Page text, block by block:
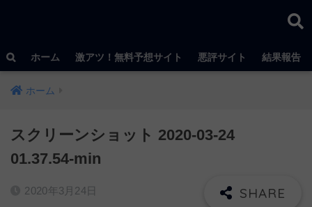
ホーム 激アツ！無料予想サイト 悪評サイト 結果報告
ホーム
スクリーンショット 2020-03-24
01.37.54-min
2020年3月24日